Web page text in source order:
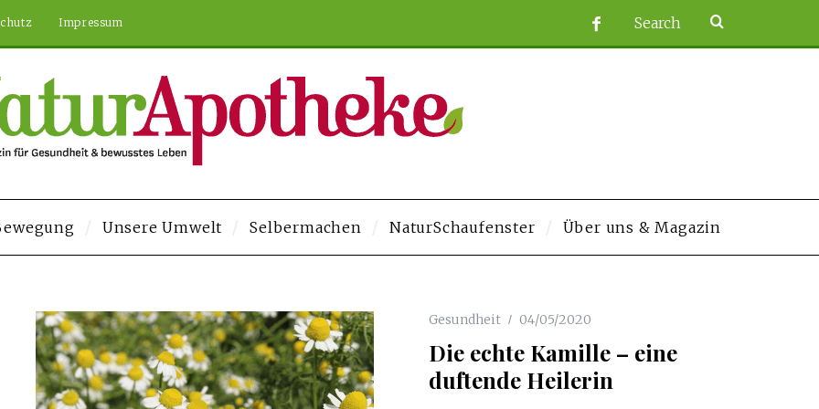
Impressum
Unsere Umwelt Selbermachen NaturSchaufenster Über uns & Magazin
Veren SitelerDeneme Bonusu Veren Sitelerhttps://elysium-studios.com/ grandpashabetJojobethttps://contact.moerleinlagerhouse.com/
Gesundheit 04/05/2020
Die echte Kamille – eine
duftende Heilerin